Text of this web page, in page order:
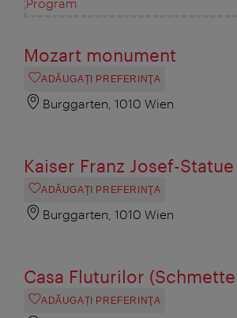
Mozart monument
ADĂUGAȚI PREFERINŢA
Burggarten, 1010 Wien
Kaiser Franz Josef-Statue
ADĂUGAȚI PREFERINŢA
Burggarten, 1010 Wien
Casa Fluturilor
ADĂUGAȚI PREFERINŢA